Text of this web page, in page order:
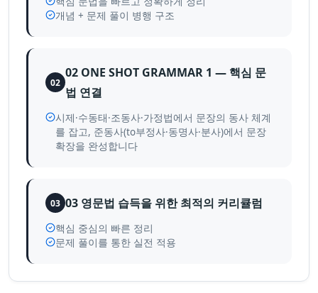
개념 + 문제 풀이 병행 구조
02
02 ONE SHOT GRAMMAR 1 — 핵심 문
법 연결
시제·수동태·조동사·가정법에서 문장의 동사 체계
를 잡고, 준동사(to부정사·동명사·분사)에서 문장
확장을 완성합니다
03 03 영문법 습득을 위한 최적의 커리큘럼
핵심 중심의 빠른 정리
문제 풀이를 통한 실전 적용